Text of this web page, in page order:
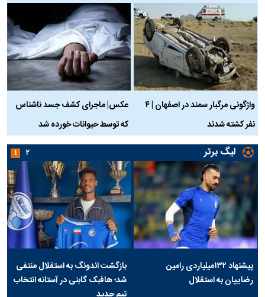
واژگونی مرگبار سمند در اصفهان | ۴
نفر کشته شدند
عکس| ماجرای کشف جسد ناشناس
که توسط حیوانات خورده شد
لیگ برتر
پیشنهاد ۱۳۲میلیاردی رامین
رضاییان به استقلال
بازگشت اندونگ به استقلال منتفی
شد؛ هافبک گابنی در آستانه انتخاب
۱ ۲